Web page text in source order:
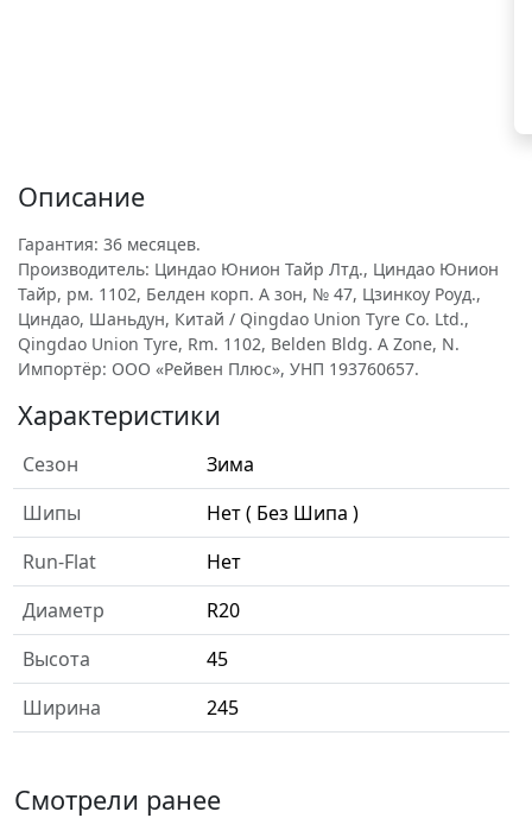
Описание
Гарантия: 36 месяцев.
Производитель: Циндао Юнион Тайр Лтд., Циндао Юнион
Тайр, рм. 1102, Белден корп. A зон, № 47, Цзинкоу Роуд.,
Циндао, Шаньдун, Китай / Qingdao Union Tyre Co. Ltd.,
Qingdao Union Tyre, Rm. 1102, Belden Bldg. A Zone, N.
Импортёр: ООО «Рейвен Плюс», УНП 193760657.
Характеристики
Сезон
Зима
Шипы
Нет ( Без Шипа )
Run-Flat
Нет
Диаметр
R20
Высота
45
Ширина
245
Смотрели ранее